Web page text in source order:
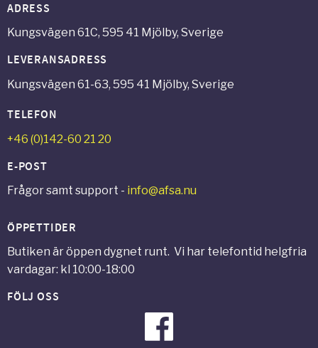
ADRESS
Kungsvägen 61C, 595 41 Mjölby, Sverige
LEVERANSADRESS
Kungsvägen 61-63, 595 41 Mjölby, Sverige
TELEFON
+46 (0)142-60 21 20
E-POST
Frågor samt support - info@afsa.nu
ÖPPETTIDER
Butiken är öppen dygnet runt. Vi har telefontid helgfria
vardagar: kl 10:00-18:00
FÖLJ OSS